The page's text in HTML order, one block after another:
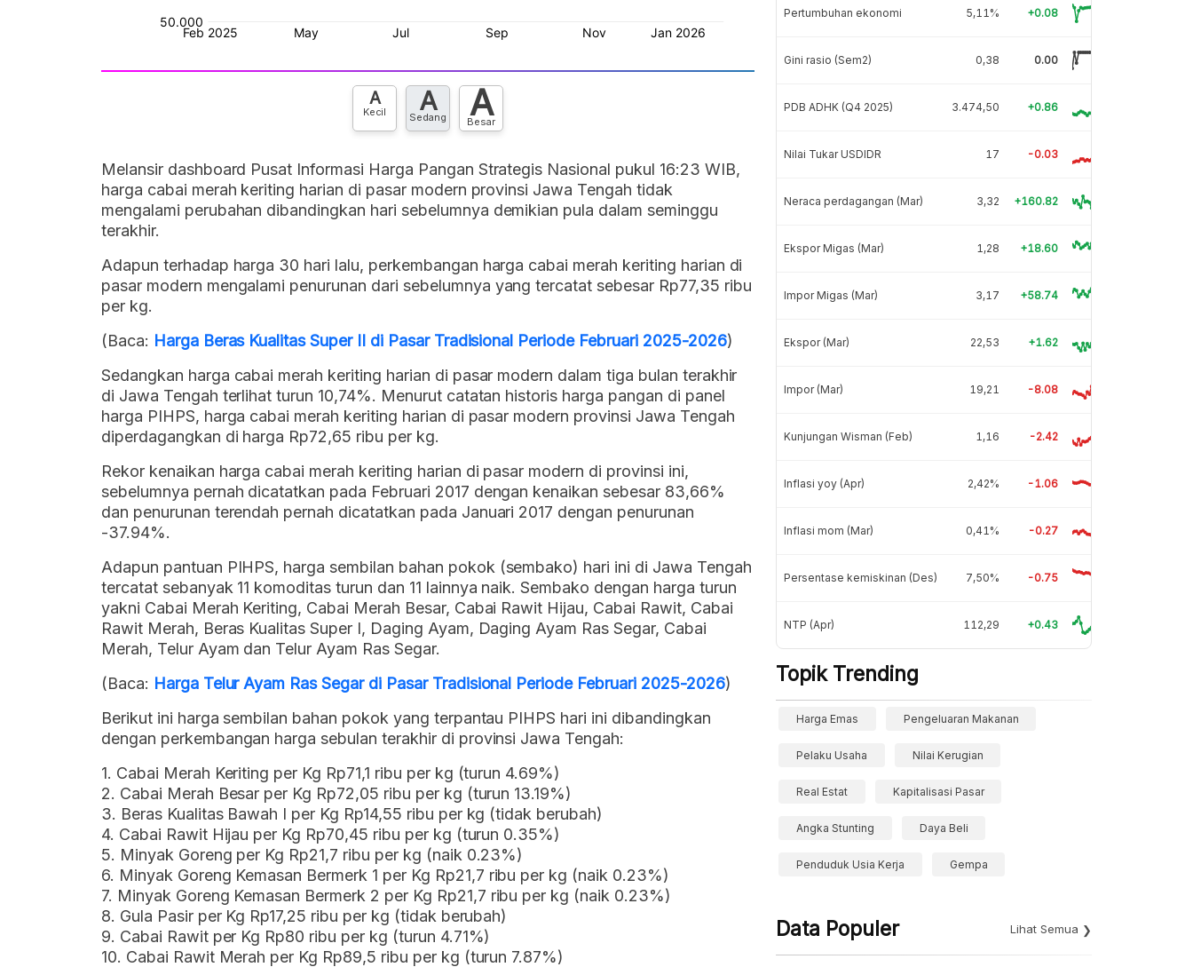
A
Kecil A
Sedang A
Besar
Melansir dashboard Pusat Informasi Harga Pangan Strategis Nasional pukul 16:23 WIB,
harga cabai merah keriting harian di pasar modern provinsi Jawa Tengah tidak
mengalami perubahan dibandingkan hari sebelumnya demikian pula dalam seminggu
terakhir.
Adapun terhadap harga 30 hari lalu, perkembangan harga cabai merah keriting harian di
pasar modern mengalami penurunan dari sebelumnya yang tercatat sebesar Rp77,35 ribu
per kg.
(Baca: Harga Beras Kualitas Super II di Pasar Tradisional Periode Februari 2025-2026)
Sedangkan harga cabai merah keriting harian di pasar modern dalam tiga bulan terakhir
di Jawa Tengah terlihat turun 10,74%. Menurut catatan historis harga pangan di panel
harga PIHPS, harga cabai merah keriting harian di pasar modern provinsi Jawa Tengah
diperdagangkan di harga Rp72,65 ribu per kg.
Rekor kenaikan harga cabai merah keriting harian di pasar modern di provinsi ini,
sebelumnya pernah dicatatkan pada Februari 2017 dengan kenaikan sebesar 83,66%
dan penurunan terendah pernah dicatatkan pada Januari 2017 dengan penurunan
-37.94%.
Adapun pantuan PIHPS, harga sembilan bahan pokok (sembako) hari ini di Jawa Tengah
tercatat sebanyak 11 komoditas turun dan 11 lainnya naik. Sembako dengan harga turun
yakni Cabai Merah Keriting, Cabai Merah Besar, Cabai Rawit Hijau, Cabai Rawit, Cabai
Rawit Merah, Beras Kualitas Super I, Daging Ayam, Daging Ayam Ras Segar, Cabai
Merah, Telur Ayam dan Telur Ayam Ras Segar.
(Baca: Harga Telur Ayam Ras Segar di Pasar Tradisional Periode Februari 2025-2026)
Berikut ini harga sembilan bahan pokok yang terpantau PIHPS hari ini dibandingkan
dengan perkembangan harga sebulan terakhir di provinsi Jawa Tengah:
1. Cabai Merah Keriting per Kg Rp71,1 ribu per kg (turun 4.69%)
2. Cabai Merah Besar per Kg Rp72,05 ribu per kg (turun 13.19%)
3. Beras Kualitas Bawah I per Kg Rp14,55 ribu per kg (tidak berubah)
4. Cabai Rawit Hijau per Kg Rp70,45 ribu per kg (turun 0.35%)
5. Minyak Goreng per Kg Rp21,7 ribu per kg (naik 0.23%)
6. Minyak Goreng Kemasan Bermerk 1 per Kg Rp21,7 ribu per kg (naik 0.23%)
7. Minyak Goreng Kemasan Bermerk 2 per Kg Rp21,7 ribu per kg (naik 0.23%)
8. Gula Pasir per Kg Rp17,25 ribu per kg (tidak berubah)
9. Cabai Rawit per Kg Rp80 ribu per kg (turun 4.71%)
10. Cabai Rawit Merah per Kg Rp89,5 ribu per kg (turun 7.87%)
Pertumbuhan ekonomi 5,11% +0.08
Gini rasio (Sem2) 0,38 0.00
PDB ADHK (Q4 2025) 3.474,50 +0.86
Nilai Tukar USDIDR 17 -0.03
Neraca perdagangan (Mar) 3,32 +160.82
Ekspor Migas (Mar) 1,28 +18.60
Impor Migas (Mar) 3,17 +58.74
Ekspor (Mar) 22,53 +1.62
Impor (Mar) 19,21 -8.08
Kunjungan Wisman (Feb) 1,16 -2.42
Inflasi yoy (Apr) 2,42% -1.06
Inflasi mom (Mar) 0,41% -0.27
Persentase kemiskinan (Des) 7,50% -0.75
NTP (Apr) 112,29 +0.43
Topik Trending
Harga Emas Pengeluaran Makanan
Pelaku Usaha Nilai Kerugian
Real Estat Kapitalisasi Pasar
Angka Stunting Daya Beli
Penduduk Usia Kerja Gempa
Data Populer Lihat Semua